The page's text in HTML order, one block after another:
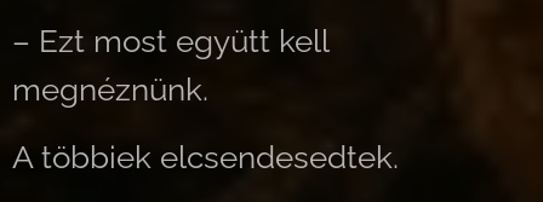
– Ezt most együtt kell
megnéznünk.
A többiek elcsendesedtek.